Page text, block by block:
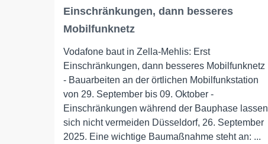
Einschränkungen, dann besseres
Mobilfunknetz
Vodafone baut in Zella-Mehlis: Erst
Einschränkungen, dann besseres Mobilfunknetz
- Bauarbeiten an der örtlichen Mobilfunkstation
von 29. September bis 09. Oktober -
Einschränkungen während der Bauphase lassen
sich nicht vermeiden Düsseldorf, 26. September
2025. Eine wichtige Baumaßnahme steht an: ...